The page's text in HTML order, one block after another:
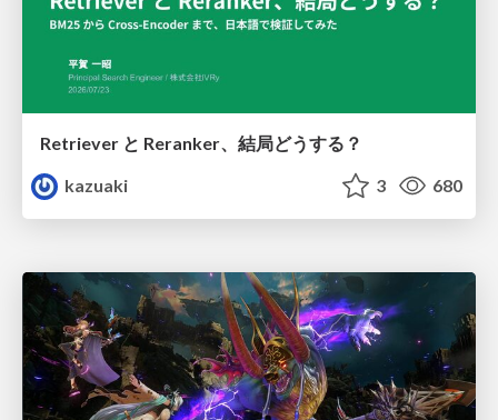
Retriever と Reranker、結局どうする？
kazuaki
3 680